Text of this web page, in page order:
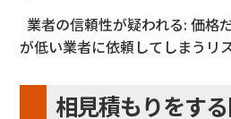
業者の信頼性が疑われる: 価格
が低い業者に依頼してしまうリ
相見積もりをす